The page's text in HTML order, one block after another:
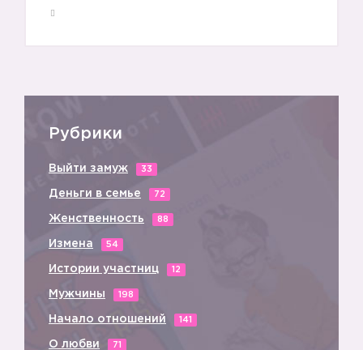
Рубрики
Выйти замуж 33
Деньги в семье 72
Женственность 88
Измена 54
Истории участниц 12
Мужчины 198
Начало отношений 141
О любви 71